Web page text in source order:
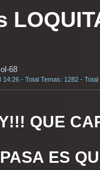
68
14:26 - Total Temas: 1282 -
QUE
ES